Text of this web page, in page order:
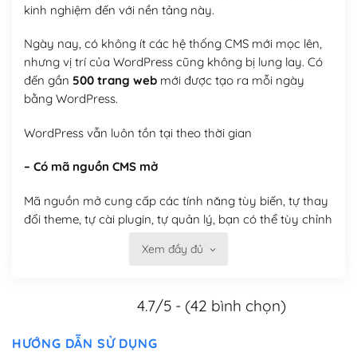
kinh nghiệm đến với nền tảng này.
Ngày nay, có không ít các hệ thống CMS mới mọc lên,
nhưng vị trí của WordPress cũng không bị lung lay. Có
đến gần 500 trang webmới được tạo ra mỗi ngày
bằng WordPress.
WordPress vẫn luôn tồn tại theo thời gian
– Có mã nguồn CMS mở
Mã nguồn mở cung cấp các tính năng tùy biến, tự thay
đổi theme, tự cài plugin, tự quản lý, bạn có thể tùy chỉnh
Có thể tùy biến trên website WordPress
Xem đầy đủ
4.7/5 - (42 bình chọn)
HƯỚNG DẪN SỬ DỤNG